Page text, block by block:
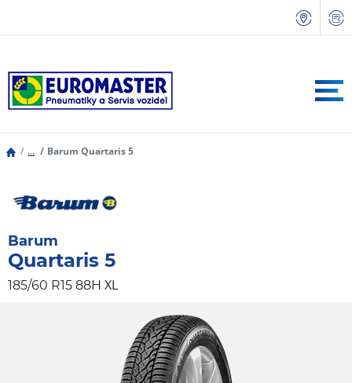
... Barum Quartaris 5
Barum
Quartaris 5
185/60 R15 88H XL